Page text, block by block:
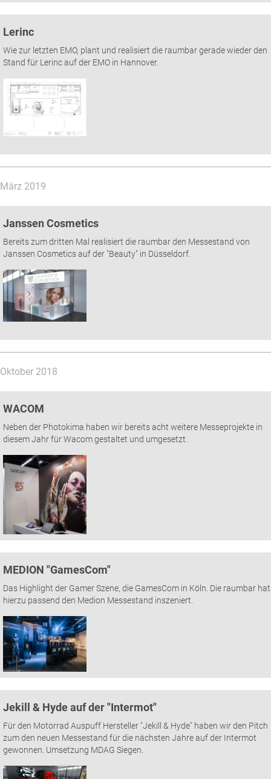
Lerinc
Wie zur letzten EMO, plant und realisiert die raumbar gerade wieder den
Stand für Lerinc auf der EMO in Hannover.
März 2019
Janssen Cosmetics
Bereits zum dritten Mal realisiert die raumbar den Messestand von
Janssen Cosmetics auf der "Beauty" in Düsseldorf.
Oktober 2018
WACOM
Neben der Photokima haben wir bereits acht weitere Messeprojekte in
diesem Jahr für Wacom gestaltet und umgesetzt.
MEDION "GamesCom"
Das Highlight der Gamer Szene, die GamesCom in Köln. Die raumbar hat
hierzu passend den Medion Messestand inszeniert.
Jekill & Hyde auf der "Intermot"
Für den Motorrad Auspuff Hersteller "Jekill & Hyde" haben wir den Pitch
zum den neuen Messestand für die nächsten Jahre auf der Intermot
gewonnen. Umsetzung MDAG Siegen.